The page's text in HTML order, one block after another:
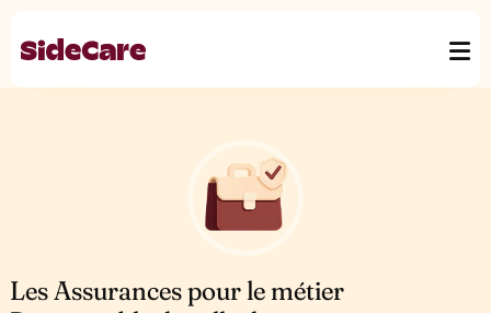
Les Assurances pour le métier